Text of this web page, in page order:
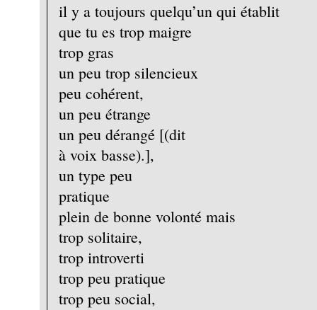
il y a toujours quelqu’un qui établit
que tu es trop maigre
trop gras
un peu trop silencieux
peu cohérent,
un peu étrange
un peu dérangé [(dit
à voix basse).],
un type peu
pratique
plein de bonne volonté mais
trop solitaire,
trop introverti
trop peu pratique
trop peu social,